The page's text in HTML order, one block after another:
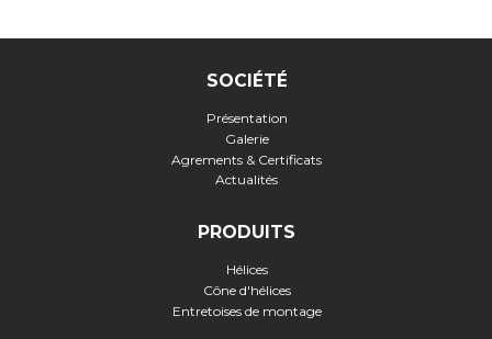
SOCIÉTÉ
Présentation
Galerie
Agrements & Certificats
Actualités
PRODUITS
Hélices
Cône d'hélices
Entretoises de montage